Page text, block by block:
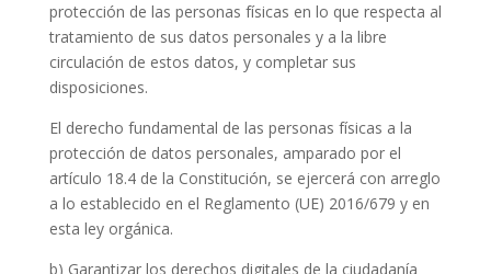
protección de las personas físicas en lo que respecta al
tratamiento de sus datos personales y a la libre
circulación de estos datos, y completar sus
disposiciones.
El derecho fundamental de las personas físicas a la
protección de datos personales, amparado por el
artículo 18.4 de la Constitución, se ejercerá con arreglo
a lo establecido en el Reglamento (UE) 2016/679 y en
esta ley orgánica.
b) Garantizar los derechos digitales de la ciudadanía